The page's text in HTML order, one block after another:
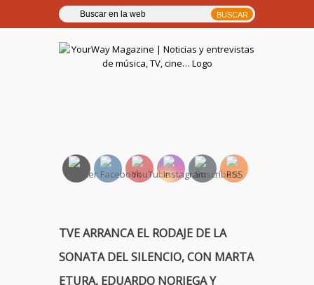
TVE ARRANCA EL RODAJE DE LA
SONATA DEL SILENCIO, CON MARTA
ETURA, EDUARDO NORIEGA Y